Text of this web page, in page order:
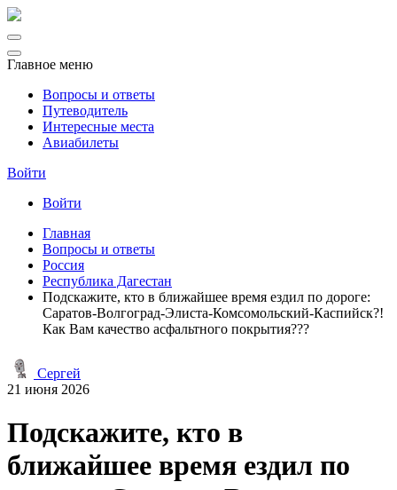
Главное меню
Вопросы и ответы
Путеводитель
Интересные места
Авиабилеты
Войти
Войти
Главная
Вопросы и ответы
Россия
Республика Дагестан
Подскажите, кто в ближайшее время ездил по дороге:
Саратов-Волгоград-Элиста-Комсомольский-Каспийск?!
Как Вам качество асфальтного покрытия???
Сергей
21 июня 2026
Подскажите, кто в
ближайшее время ездил по